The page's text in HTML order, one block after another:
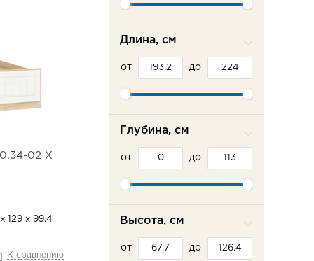
02 Х
129 х 99.4
К сравнению
Длина, см
от до
Глубина, см
от до
Высота, см
от до